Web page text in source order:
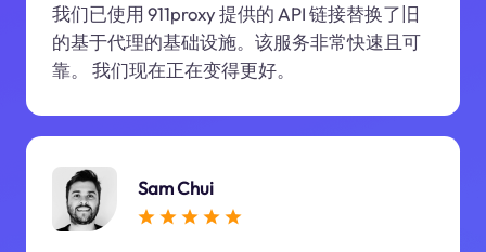
我们已使用 911proxy 提供的 API 链接替换了旧
的基于代理的基础设施。该服务非常快速且可
靠。 我们现在正在变得更好。
Sam Chui